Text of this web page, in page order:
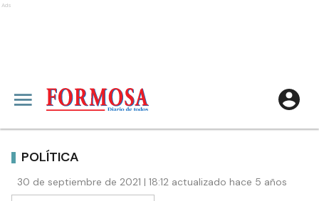
Ads
POLÍTICA
30 de septiembre de 2021 | 18:12 actualizado hace 5 años